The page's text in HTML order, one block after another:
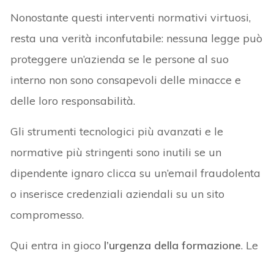
Nonostante questi interventi normativi virtuosi,
resta una verità inconfutabile: nessuna legge può
proteggere un’azienda se le persone al suo
interno non sono consapevoli delle minacce e
delle loro responsabilità.
Gli strumenti tecnologici più avanzati e le
normative più stringenti sono inutili se un
dipendente ignaro clicca su un’email fraudolenta
o inserisce credenziali aziendali su un sito
compromesso.
Qui entra in gioco l’urgenza della formazione. Le